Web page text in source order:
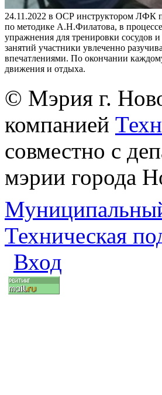
24.11.2022 в ОСР инструктором ЛФК
по методике А.Н.Филатова, в
упражнения для тренировки сосудов
занятий участники увлеченно
впечатлениями. По окончании
движения и отдыха.
© Мэрия г.
компанией
совместно с
мэрии города
Техническая
Вход